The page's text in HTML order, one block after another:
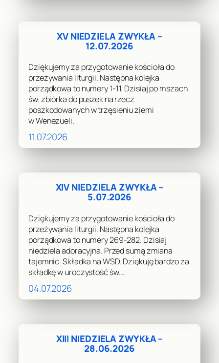
XV NIEDZIELA ZWYKŁA –
12.07.2026
Dziękujemy za przygotowanie kościoła do
przeżywania liturgii. Następna kolejka
porządkowa to numery 1-11. Dzisiaj po mszach
św. zbiórka do puszek na rzecz
poszkodowanych w trzęsieniu ziemi
w Wenezueli.
11.07.2026
XIV NIEDZIELA ZWYKŁA –
5.07.2026
Dziękujemy za przygotowanie kościoła do
przeżywania liturgii. Następna kolejka
porządkowa to numery 269-282. Dzisiaj
niedziela adoracyjna. Przed sumą zmiana
tajemnic. Składka na WSD. Dziękuję bardzo za
składkę w uroczystość św.…
04.07.2026
XIII NIEDZIELA ZWYKŁA –
28.06.2026